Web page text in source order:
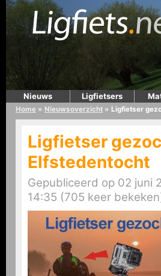
Nieuws Ligfietsers
Home » Nieuwsoverzicht » Ligfietser
Ligfietser
Elfstedentocht
Gepubliceerd op 02 juni
14:35 (705 keer